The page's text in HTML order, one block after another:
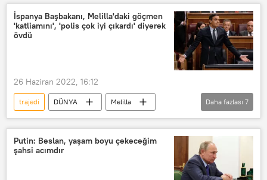
başbakan
İçişleri Bakanlığı
Polis
Emniyet müdürü
Felaket
İspanya Başbakanı, Melilla'daki göçmen
'katliamını', 'polis çok iyi çıkardı' diyerek
övdü
26 Haziran 2022, 16:12
trajedi DÜNYA
Melilla
İspanya
Fas
Göçmen
izdiham
Katliam
Pedro Sanchez
Daha fazlası 7
Putin: Beslan, yaşam boyu çekeceğim
şahsi acımdır